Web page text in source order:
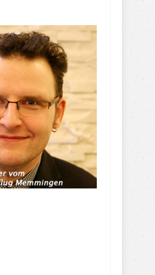
ich das für so einen
Ich hab zum
den Flughafen in
Reisedaten
Gebühren
. Dort würde ich für
Reise Zeitraum 150,-
. Das sind 100 Euro
soll ich das finden?
die den Leuten das
Tasche ziehen….